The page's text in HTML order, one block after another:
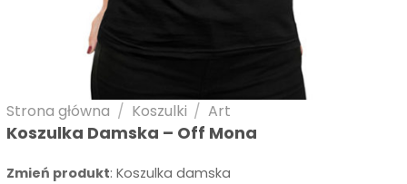
Strona główna / Koszulki / Art
Koszulka Damska – Off Mona
Zmień produkt: Koszulka damska